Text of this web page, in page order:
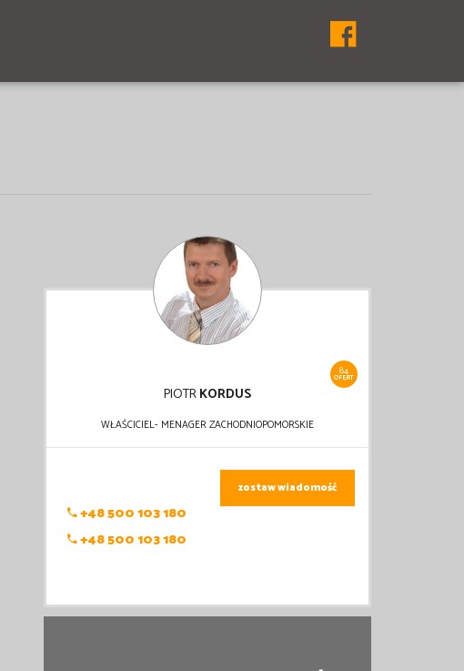
84
OFERT
PIOTRKORDUS
WŁAŚCICIEL- MENAGER ZACHODNIOPOMORSKIE
+48 500 103 180
+48 500 103 180
zostaw wiadomość